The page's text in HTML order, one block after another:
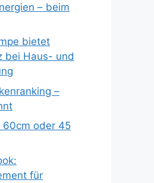
– beim
bietet
bei Haus- und
–
60cm oder 45
für